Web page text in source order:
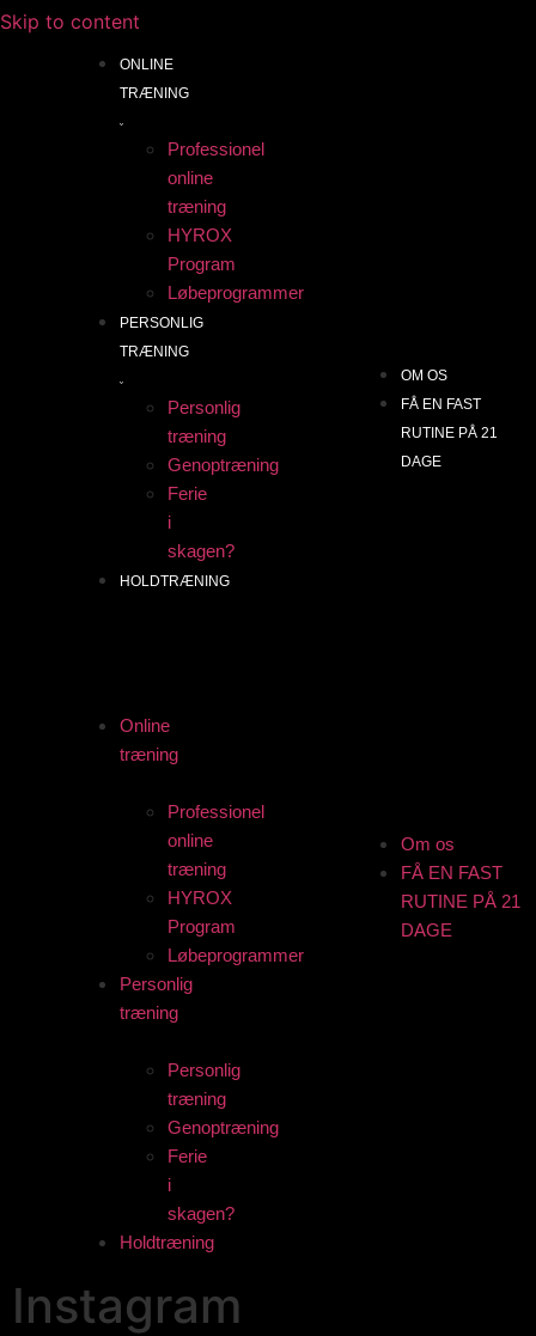
Skip to content
ONLINE
TRÆNING
Professionel
online
træning
HYROX
Program
Løbeprogrammer
PERSONLIG
TRÆNING
Personlig
træning
Genoptræning
Ferie
i
skagen?
HOLDTRÆNING
Online
træning
Professionel
online
træning
HYROX
Program
Løbeprogrammer
Personlig
træning
Personlig
træning
Genoptræning
Ferie
i
skagen?
Holdtræning
OM OS
FÅ EN FAST
RUTINE PÅ 21
DAGE
Om os
FÅ EN FAST
RUTINE PÅ 21
DAGE
Instagram